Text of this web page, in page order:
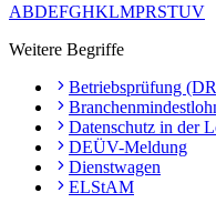
ABDEFGHKLMPRSTUV
Weitere Begriffe
Betriebsprüfung
Datenschutz in der
DEÜV-Meldung
Dienstwagen
ELStAM